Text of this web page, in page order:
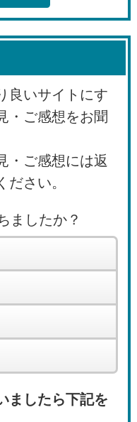
良いサイトにす
・ご感想をお聞
・ご感想には返
さい。
ましたか？
ましたら下記を